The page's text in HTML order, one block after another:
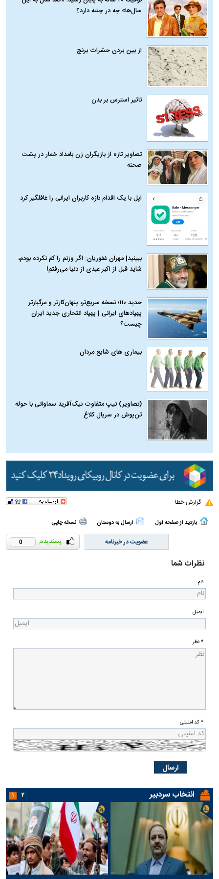
سال‌ها» چه در چنته دارد؟
از بین بردن حشرات برنج
تاثیر استرس بر بدن
تصاویر تازه از بازیگران زن بامداد خمار در پشت
صحنه
اپل با یک اقدام تازه کاربران ایرانی را غافلگیر کرد
ببینید| مهران غفوریان: اگر وزنم را کم نکرده بودم،
شاید قبل از اکبر عبدی از دنیا می‌رفتم!
حدید ۱۱۰؛ نسخه سریع‌تر، پنهان‌کارتر و مرگبارتر
پهپادهای ایرانی | پهپاد انتحاری جدید ایران
چیست؟
بیماری‌ های شایع مردان
(تصاویر) تیپ متفاوت نیک‌آفرید سماواتی با حوله
تن‌پوش در سریال کلاغ
گزارش خطا
بازدید از صفحه اول ارسال به دوستان نسخه چاپی
0 عضویت در خبرنامه
نظرات شما
نام
ایمیل
* نظر
* کد امنیتی
انتخاب سردبیر ۱ ۲